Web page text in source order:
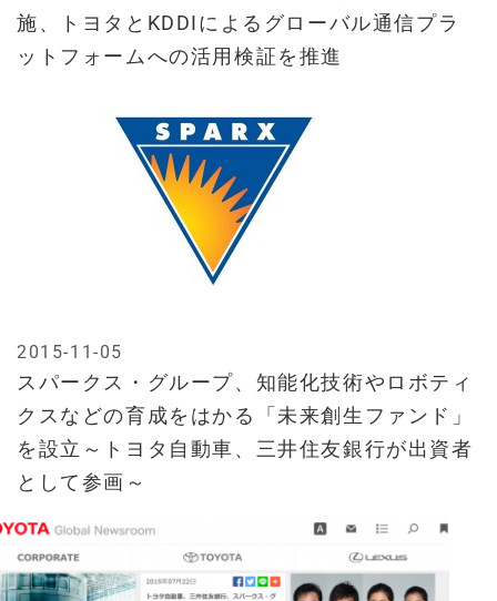
施、トヨタとKDDIによるグローバル通信プラ
ットフォームへの活用検証を推進
スパークス・グループ、知能化技術やロボティ
クスなどの育成をはかる「未来創生ファンド」
を設立～トヨタ自動車、三井住友銀行が出資者
として参画～
2015-11-05